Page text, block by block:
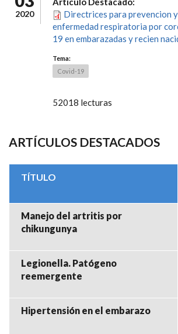
2020
Directrices para prevencion
enfermedad respiratoria por
19 en embarazadas y recien
Tema:
Covid-19
52018 lecturas
ARTÍCULOS DESTACADOS
TÍTULO
Manejo del artritis por
chikungunya
Legionella. Patógeno
reemergente
Hipertensión en el embarazo